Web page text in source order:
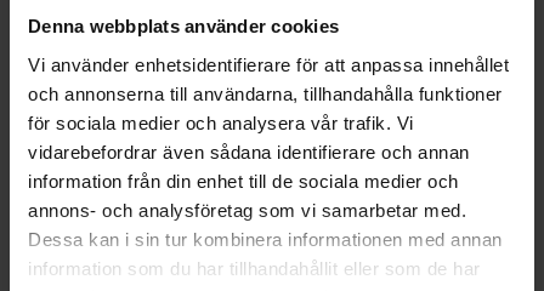
Denna webbplats använder cookies
Vi använder enhetsidentifierare för att anpassa innehållet
och annonserna till användarna, tillhandahålla funktioner
för sociala medier och analysera vår trafik. Vi
vidarebefordrar även sådana identifierare och annan
information från din enhet till de sociala medier och
annons- och analysföretag som vi samarbetar med.
Dessa kan i sin tur kombinera informationen med annan
information som du har tillhandahållit eller som de har
hos Victrix inredarna.
Ranhammarsvägen 20E
168 67 Bromma
Kundservice
Kontakta oss
Beställning och offert
Leverans
Reklamation
Monteringsanvisningar